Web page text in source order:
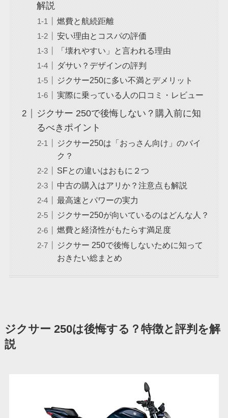
解説
燃費と航続距離
安い理由とコスパの評価
「壊れやすい」と言われる理由
ダサい？デザインの評判
ジクサー250に多い不満とデメリット
実際に乗っている人の口コミ・レビュー
ジクサー 250で後悔しない？購入前に知
るべきポイント
ジクサー250は「おっさん向け」のバイ
ク？
SFとの違いはおもに２つ
中古の購入はアリか？注意点も解説
最高速とパワーの実力
ジクサー250が向いているのはどんな人？
燃費と経済性がもたらす満足度
ジクサー 250で後悔しないために知って
おきたい総まとめ
ジクサー 250は後悔する？特徴と評判を解
説